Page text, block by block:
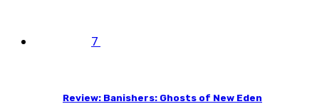
7
Review: Banishers: Ghosts of New Eden